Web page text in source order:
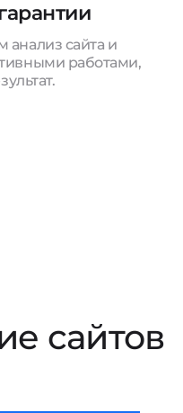
сайта и
работами,
сайтов